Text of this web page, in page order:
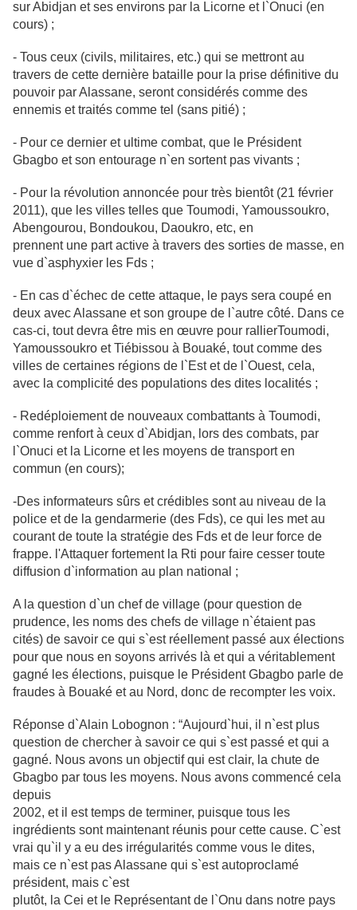
sur Abidjan et ses environs par la Licorne et l`Onuci (en
cours) ;
- Tous ceux (civils, militaires, etc.) qui se mettront au
travers de cette dernière bataille pour la prise définitive du
pouvoir par Alassane, seront considérés comme des
ennemis et traités comme tel (sans pitié) ;
- Pour ce dernier et ultime combat, que le Président
Gbagbo et son entourage n`en sortent pas vivants ;
- Pour la révolution annoncée pour très bientôt (21 février
2011), que les villes telles que Toumodi, Yamoussoukro,
Abengourou, Bondoukou, Daoukro, etc, en
prennent une part active à travers des sorties de masse, en
vue d`asphyxier les Fds ;
- En cas d`échec de cette attaque, le pays sera coupé en
deux avec Alassane et son groupe de l`autre côté. Dans ce
cas-ci, tout devra être mis en œuvre pour rallierToumodi,
Yamoussoukro et Tiébissou à Bouaké, tout comme des
villes de certaines régions de l`Est et de l`Ouest, cela,
avec la complicité des populations des dites localités ;
- Redéploiement de nouveaux combattants à Toumodi,
comme renfort à ceux d`Abidjan, lors des combats, par
l`Onuci et la Licorne et les moyens de transport en
commun (en cours);
-Des informateurs sûrs et crédibles sont au niveau de la
police et de la gendarmerie (des Fds), ce qui les met au
courant de toute la stratégie des Fds et de leur force de
frappe. l'Attaquer fortement la Rti pour faire cesser toute
diffusion d`information au plan national ;
A la question d`un chef de village (pour question de
prudence, les noms des chefs de village n`étaient pas
cités) de savoir ce qui s`est réellement passé aux élections
pour que nous en soyons arrivés là et qui a véritablement
gagné les élections, puisque le Président Gbagbo parle de
fraudes à Bouaké et au Nord, donc de recompter les voix.
Réponse d`Alain Lobognon : “Aujourd`hui, il n`est plus
question de chercher à savoir ce qui s`est passé et qui a
gagné. Nous avons un objectif qui est clair, la chute de
Gbagbo par tous les moyens. Nous avons commencé cela
depuis
2002, et il est temps de terminer, puisque tous les
ingrédients sont maintenant réunis pour cette cause. C`est
vrai qu`il y a eu des irrégularités comme vous le dites,
mais ce n`est pas Alassane qui s`est autoproclamé
président, mais c`est
plutôt, la Cei et le Représentant de l`Onu dans notre pays